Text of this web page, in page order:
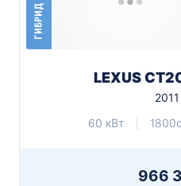
ГИБРИД
LEXUS
60 кВт
966